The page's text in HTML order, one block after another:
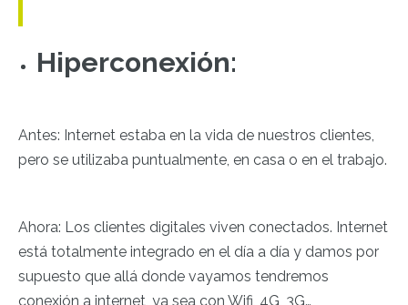
Hiperconexión:
Antes: Internet estaba en la vida de nuestros clientes,
pero se utilizaba puntualmente, en casa o en el trabajo.
Ahora: Los clientes digitales viven conectados. Internet
está totalmente integrado en el día a día y damos por
supuesto que allá donde vayamos tendremos
conexión a internet, ya sea con Wifi, 4G, 3G…